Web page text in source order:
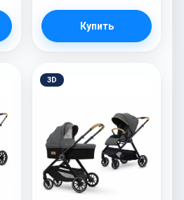
Купить
3D